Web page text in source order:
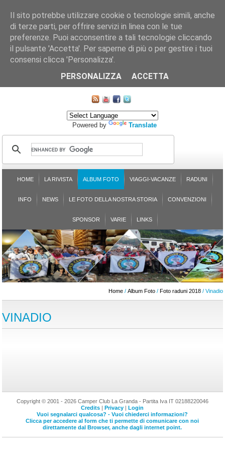
CHI SIAMO LE SEZIONI ASSICURGRANDA
ISCRIZIONE L'AVVOCATO RISPONDE SONDAGGI
Powered by Translate
HOME LA RIVISTA ALBUM FOTO VIAGGI-VACANZE RADUNI
INFO NEWS LE FOTO DELLA NOSTRA STORIA CONVENZIONI
SPONSOR VARIE LINKS
Home/ Album Foto/ Foto raduni 2018/ Vinadio
VINADIO
Copyright © 2001 - 2026 Camper Club La Granda - Partita Iva IT 02188220046
Credits
Privacy
Login
Vuoi segnalarci qualcosa? - Vuoi chiederci informazioni?
Clicca per accedere al form che ti permette di comunicare con noi
direttamente dal Browser, anche dagli internet point.
Il sito potrebbe utilizzare cookie o tecnologie simili, anche
di terze parti, per offrire servizi in linea con le tue
preferenze. Puoi acconsentire a tali tecnologie cliccando
il pulsante 'Accetta'. Per saperne di più o per gestire i tuoi
consensi clicca 'Personalizza'.
PERSONALIZZA
ACCETTA